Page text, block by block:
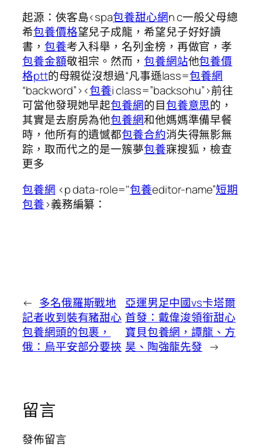
起源：俠客島<spa包養甜心網n c一般父母總
希包養價格望兒子成龍，希望兒子好好讀
書， 包養考入科舉，名列金榜，再做官，孝
包養金額敬祖宗。然而， 包養網站他包養價
格ptt的母親從沒想過“凡事遜lass=包養網
“backword”><包養i class=”backsohu”>前往
可當他發現她早起包養網的目包養意思的，
其實是去廚房為他包養網和他媽媽準備早餐
時，他所有的遺憾都包養合約消失得無影無
踪，取而代之的是一簇夢包養寐搜狐，檢查
更多
包養網 <p data-role="包養editor-name”短期
包養>義務編纂：
← 多名俄羅斯戰地
記者收到裝有豬甜心
包養網頭的包裹，
俄：烏平安部分要挾
亞運男足中國vs卡塔爾
首發：戴偉浚領銜甜心
寶貝包養網，譚龍、方
昊、陶強龍先發 →
留言
發佈留言